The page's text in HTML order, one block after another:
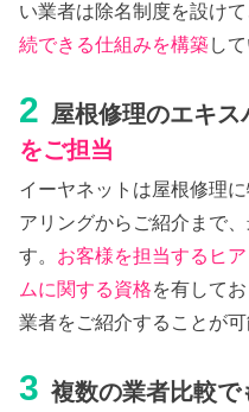
い業者は除名制度を設け
続できる仕組みを構築し
2 屋根修理のエキス
をご担当
イーヤネットは屋根修理
アリングからご紹介まで
す。 お客様を担当するヒ
ムに関する資格を有して
業者をご紹介することが可
3 複数の業者比較で